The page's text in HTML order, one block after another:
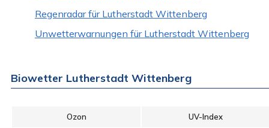
Regenradar für Lutherstadt Wittenberg
Unwetterwarnungen für Lutherstadt Wittenberg
Biowetter Lutherstadt Wittenberg
Ozon UV-Index